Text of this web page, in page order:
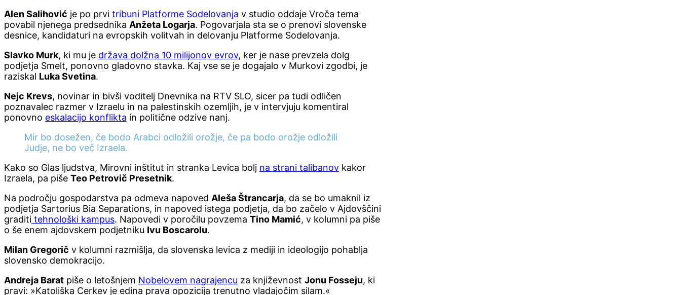
Alen Salihović je po prvi tribuni Platforme Sodelovanja v studio oddaje Vroča tema
povabil njenega predsednika Anžeta Logarja. Pogovarjala sta se o prenovi slovenske
desnice, kandidaturi na evropskih volitvah in delovanju Platforme Sodelovanja.
Slavko Murk, ki mu je država dolžna 10 milijonov evrov, ker je nase prevzela dolg
podjetja Smelt, ponovno gladovno stavka. Kaj vse se je dogajalo v Murkovi zgodbi, je
raziskal Luka Svetina.
Nejc Krevs, novinar in bivši voditelj Dnevnika na RTV SLO, sicer pa tudi odličen
poznavalec razmer v Izraelu in na palestinskih ozemljih, je v intervjuju komentiral
ponovno eskalacijo konflikta in politične odzive nanj.
Mir bo dosežen, če bodo Arabci odložili orožje, če pa bodo orožje odložili
Judje, ne bo več Izraela.
Kako so Glas ljudstva, Mirovni inštitut in stranka Levica bolj na strani talibanov kakor
Izraela, pa piše Teo Petrovič Presetnik.
Na področju gospodarstva pa odmeva napoved Aleša Štrancarja, da se bo umaknil iz
podjetja Sartorius Bia Separations, in napoved istega podjetja, da bo začelo v Ajdovščini
graditi tehnološki kampus. Napovedi v poročilu povzema Tino Mamić, v kolumni pa piše
o še enem ajdovskem podjetniku Ivu Boscarolu.
Milan Gregorič v kolumni razmišlja, da slovenska levica z mediji in ideologijo pohablja
slovensko demokracijo.
Andreja Barat piše o letošnjem Nobelovem nagrajencu za književnost Jonu Fosseju, ki
pravi: »Katoliška Cerkev je edina prava opozicija trenutno vladajočim silam.«